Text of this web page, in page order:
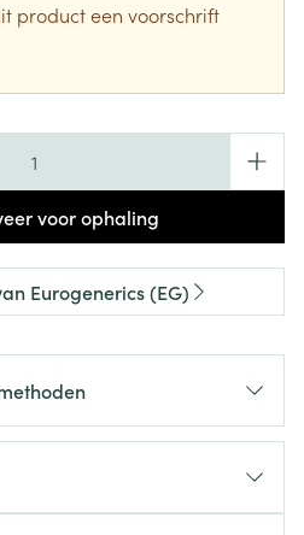
product een voorschrift
voor ophaling
Eurogenerics (EG)